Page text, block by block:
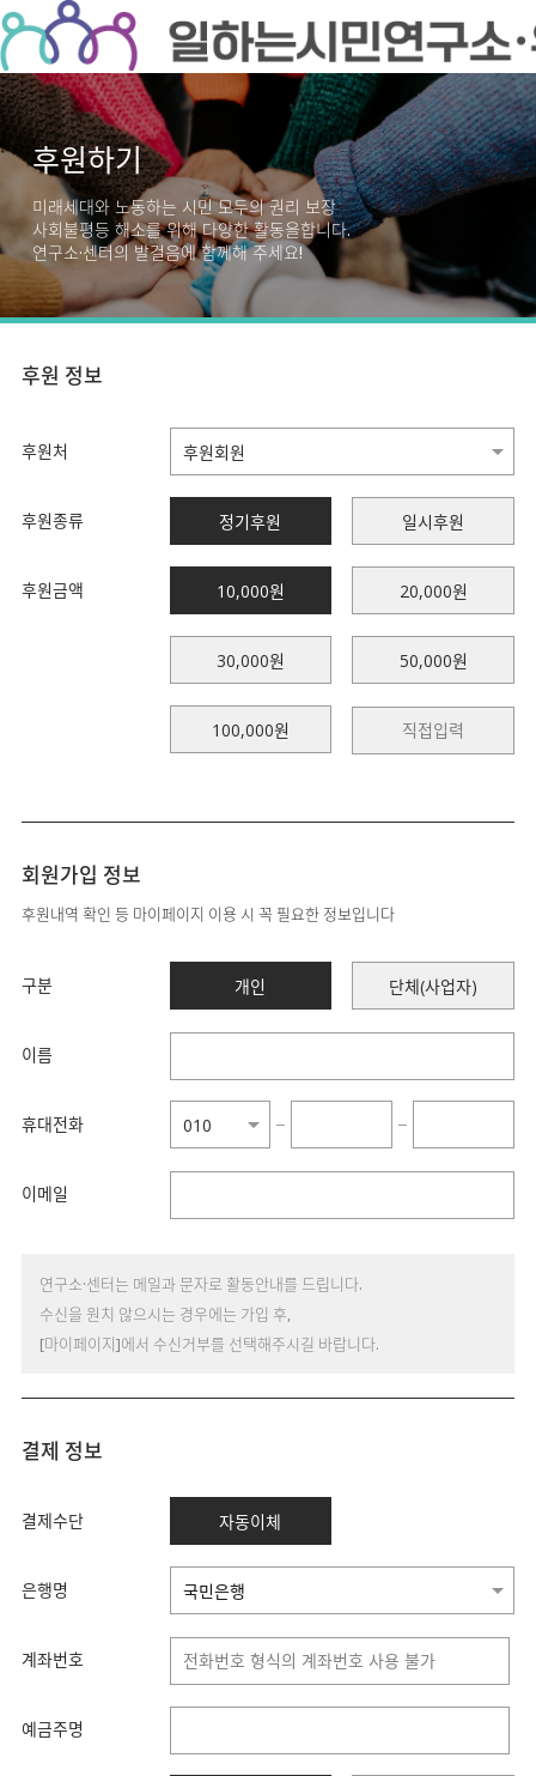
후원하기
미래세대와 노동하는 시민 모두의 권리 보장
사회불평등 해소를 위해 다양한 활동을합니다.
연구소·센터의 발걸음에 함께해 주세요!
후원 정보
후원처
후원종류 정기후원 일시후원
후원금액 10,000원 20,000원
30,000원 50,000원
100,000원
회원가입 정보
후원내역 확인 등 마이페이지 이용 시 꼭 필요한 정보입니다
구분 개인 단체(사업자)
이름
휴대전화 − −
이메일
연구소·센터는 메일과 문자로 활동안내를 드립니다.
수신을 원치 않으시는 경우에는 가입 후,
[마이페이지]에서 수신거부를 선택해주시길 바랍니다.
결제 정보
결제수단 자동이체
은행명
계좌번호
예금주명